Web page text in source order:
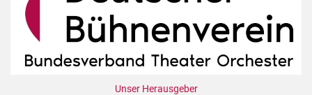
Unser Herausgeber